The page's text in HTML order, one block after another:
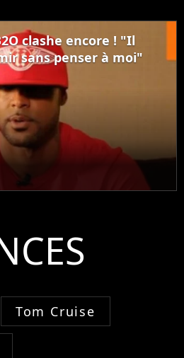
clashe encore ! "Il
sans penser à moi"
Tom Cruise